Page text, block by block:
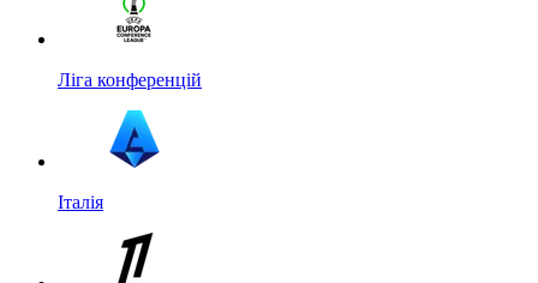
Ліга конференцій
Італія